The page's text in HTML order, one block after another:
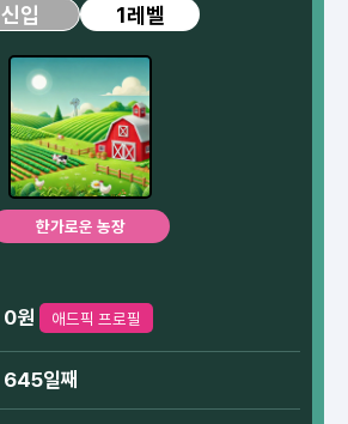
신입 1레벨
한가로운 농장
0원 애드픽 프로필
645일째